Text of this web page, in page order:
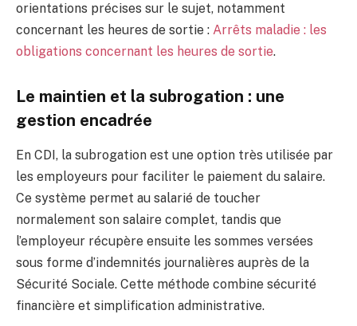
orientations précises sur le sujet, notamment
concernant les heures de sortie : Arrêts maladie : les
obligations concernant les heures de sortie.
Le maintien et la subrogation : une
gestion encadrée
En CDI, la subrogation est une option très utilisée par
les employeurs pour faciliter le paiement du salaire.
Ce système permet au salarié de toucher
normalement son salaire complet, tandis que
l’employeur récupère ensuite les sommes versées
sous forme d’indemnités journalières auprès de la
Sécurité Sociale. Cette méthode combine sécurité
financière et simplification administrative.